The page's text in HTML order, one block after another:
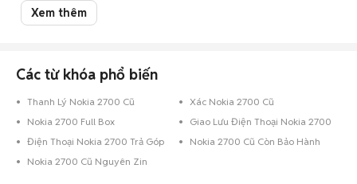
Chợ Tốt có 0 tin đăng bán, mua Nokia 2700 cũ với nhiều khoảng giá giúp
Xem thêm
Các từ khóa phổ biến
Thanh Lý Nokia 2700 Cũ
Xác Nokia 2700 Cũ
Nokia 2700 Full Box
Giao Lưu Điện Thoại Nokia 2700
Điện Thoại Nokia 2700 Trả Góp
Nokia 2700 Cũ Còn Bảo Hành
Nokia 2700 Cũ Nguyên Zin